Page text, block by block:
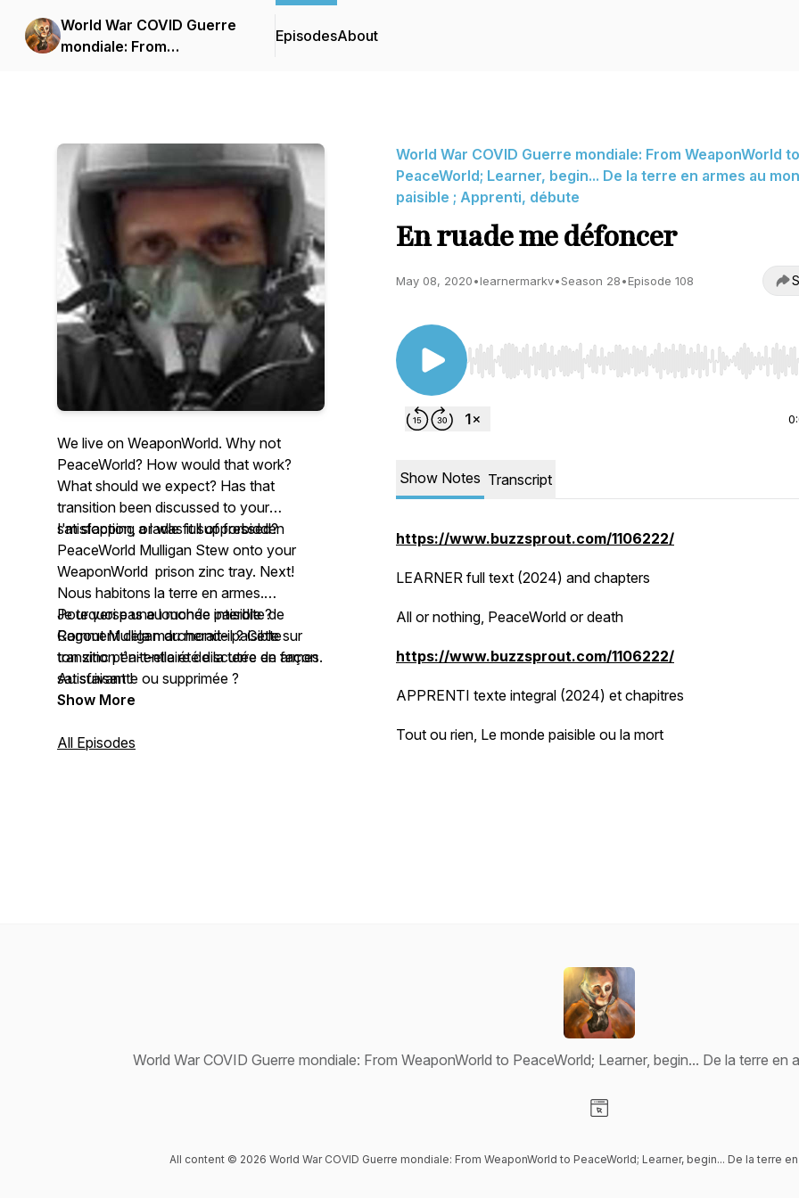
World War COVID Guerre
mondiale: From
Apprenti, débute
EpisodesAbout
We live on WeaponWorld. Why not
PeaceWorld? How would that work?
What should we expect? Has that
transition been discussed to your
satisfaction, or was it suppressed?
I'm slopping a ladle full of forbidden
PeaceWorld Mulligan Stew onto your
WeaponWorld prison zinc tray. Next!
Nous habitons la terre en armes.
Pourquoi pas au monde paisible ?
Comment cela marcherait-il ? Cette
transition t'a-t-elle été discutée de façon
satisfaisante ou supprimée ?
Je te verse une louchée interdite de
Ragout Mulligan du monde paisible sur
ton zinc pénitentiaire de la terre en armes.
Au suivant !
Show More
All Episodes
World War COVID Guerre mondiale: From WeaponWorld to
PeaceWorld; Learner, begin... De la terre en armes au
paisible ; Apprenti, débute
En ruade me défoncer
May 08, 2020•learnermarkv•Season 28•Episode 108
Use Left/Right to seek, Home/End to jump to start
Show Notes Transcript
https://www.buzzsprout.com/1106222/
LEARNER full text (2024) and chapters
All or nothing, PeaceWorld or death
https://www.buzzsprout.com/1106222/
APPRENTI texte integral (2024) et chapitres
Tout ou rien, Le monde paisible ou la mort
World War COVID Guerre mondiale: From WeaponWorld to PeaceWorld; Learner, begin... De la terre en
All content © 2026 World War COVID Guerre mondiale: From WeaponWorld to PeaceWorld; Learner, begin... De la terre